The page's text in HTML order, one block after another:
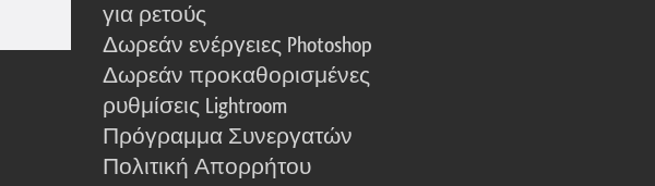
για ρετούς
Δωρεάν ενέργειες Photoshop
Δωρεάν προκαθορισμένες
ρυθμίσεις Lightroom
Πρόγραμμα Συνεργατών
Πολιτική Απορρήτου